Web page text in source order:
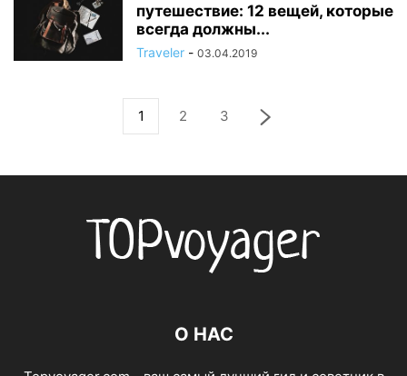
путешествие: 12 вещей, которые
всегда должны...
Traveler - 03.04.2019
1 2 3
О НАС